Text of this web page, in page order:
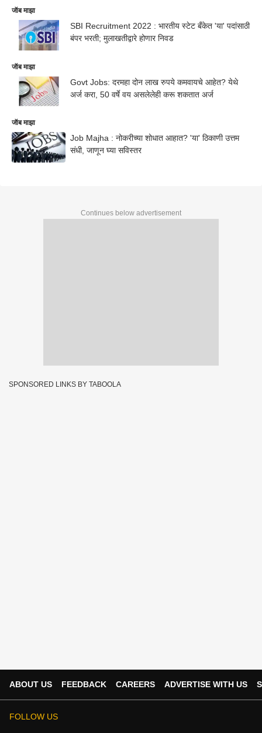
जॅाब माझा
SBI Recruitment 2022 : भारतीय स्टेट बँकेत 'या' पदांसाठी
बंपर भरती; मुलाखतीद्वारे होणार निवड
जॅाब माझा
Govt Jobs: दरमहा दोन लाख रुपये कमवायचे आहेत? येथे
अर्ज करा, 50 वर्षे वय असलेलेही करू शकतात अर्ज
जॅाब माझा
Job Majha : नोकरीच्या शोधात आहात? 'या' ठिकाणी उत्तम
संधी, जाणून घ्या सविस्तर
Continues below advertisement
SPONSORED LINKS BY TABOOLA
ABOUT US FEEDBACK CAREERS ADVERTISE WITH US
FOLLOW US